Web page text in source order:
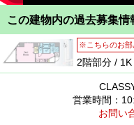
この建物内の過去募集情
※こちらのお部
2階部分 /
営業時間：
お問い